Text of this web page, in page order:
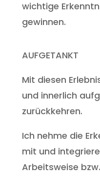
wichtige
gewinnen.
AUFGETANKT
Mit diesen
und innerlich
zurückkehren.
Ich nehme die
mit und
Arbeitsweise